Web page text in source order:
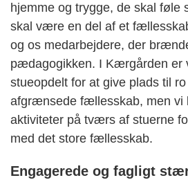
hjemme og trygge, de skal føle
skal være en del af et
og os medarbejdere, der
pædagogikken. I Kærgården er
stueopdelt for at give plads til
afgrænsede fællesskab, men vi
aktiviteter på tværs af stuerne
med det store fællesskab.
Engagerede og fagligt